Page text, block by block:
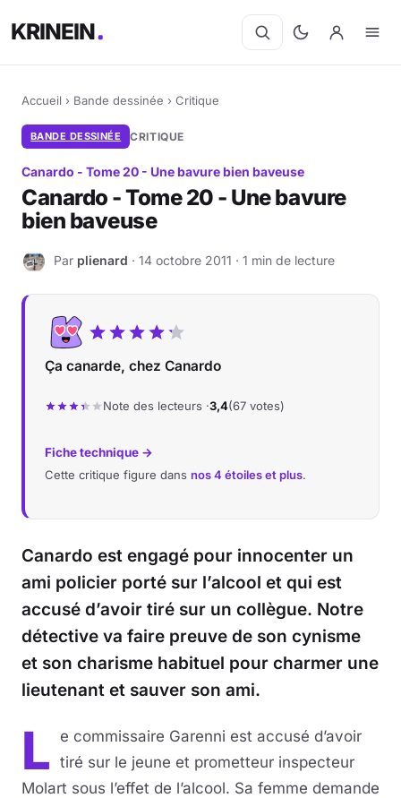
KRINEIN
Accueil › Bande dessinée › Critique
BANDE DESSINÉE CRITIQUE
Canardo - Tome 20 - Une bavure bien baveuse
Canardo - Tome 20 - Une bavure
bien baveuse
P Par plienard · 14 octobre 2011 · 1 min de lecture
Ça canarde, chez Canardo
Note des lecteurs ·3,4(67 votes)
Fiche technique →
Cette critique figure dans nos 4 étoiles et plus.
Canardo est engagé pour innocenter un
ami policier porté sur l’alcool et qui est
accusé d’avoir tiré sur un collègue. Notre
détective va faire preuve de son cynisme
et son charisme habituel pour charmer une
lieutenant et sauver son ami.
L
e commissaire Garenni est accusé d’avoir
tiré sur le jeune et prometteur inspecteur
Molart sous l’effet de l’alcool. Sa femme demande